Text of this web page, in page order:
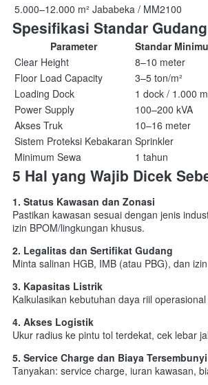
5.000–12.000 m² Jababeka / MM2100
Spesifikasi Standar
Parameter Standar
Clear Height
8–10 meter
Floor Load Capacity
3–5 ton/m²
Loading Dock
1 dock / 1.000
Power Supply
100–200 kVA
Akses Truk
10–16 meter
Sistem Proteksi Kebakaran Sprinkler
Minimum Sewa
1 tahun
5 Hal yang Wajib Dicek
1. Status Kawasan dan Zonasi
Pastikan kawasan sesuai dengan jenis
izin BPOM/lingkungan khusus.
2. Legalitas dan Sertifikat Gudang
Minta salinan HGB, IMB (atau PBG), dan
3. Kapasitas Listrik
Kalkulasikan kebutuhan daya riil
4. Akses Logistik
Ukur radius ke pintu tol terdekat, cek lebar
5. Service Charge dan Biaya Tersembunyi
Tanyakan: service charge, iuran kawasan,